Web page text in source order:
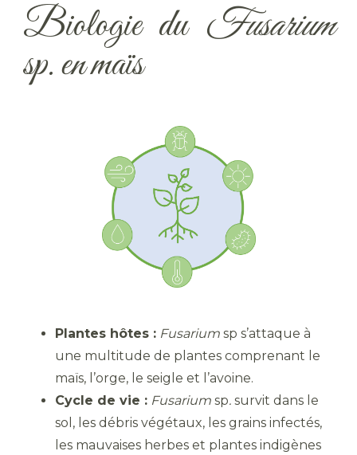
Biologie du Fusarium
sp. en maïs
Plantes hôtes : Fusarium sp s’attaque à
une multitude de plantes comprenant le
maïs, l’orge, le seigle et l’avoine.
Cycle de vie : Fusarium sp. survit dans le
sol, les débris végétaux, les grains infectés,
les mauvaises herbes et plantes indigènes